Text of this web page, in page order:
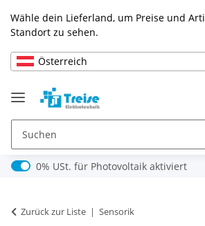
Wähle dein Lieferland, um Preise und
Standort zu sehen.
Österreich
0% USt. für Photovoltaik (§ 12 Abs. 3
0% USt. für Photovoltaik aktiviert
Zurück zur Liste Sensorik